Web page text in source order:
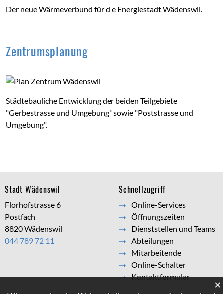
Der neue Wärmeverbund für die Energiestadt Wädenswil.
Zentrumsplanung
Städtebauliche Entwicklung der beiden Teilgebiete
"Gerbestrasse und Umgebung" sowie "Poststrasse und
Umgebung".
Stadt Wädenswil
Florhofstrasse 6
Postfach
8820 Wädenswil
044 789 72 11
Schnellzugriff
Online-Services
Öffnungszeiten
Dienststellen und Teams
Abteilungen
Mitarbeitende
Online-Schalter
Kontaktformular
×